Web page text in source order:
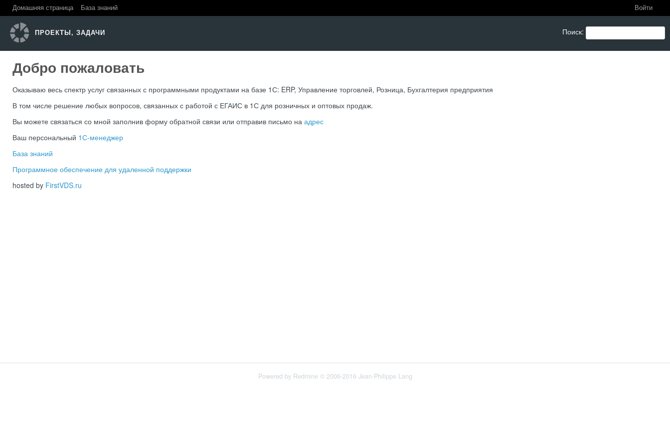
Войти
Домашняя страница База знаний
Поиск:
ПРОЕКТЫ, ЗАДАЧИ
Добро пожаловать
Оказываю весь спектр услуг связанных с программными продуктами на базе 1С: ERP, Управление торговлей, Розница, Бухгалтерия предприятия
В том числе решение любых вопросов, связанных с работой с ЕГАИС в 1С для розничных и оптовых продаж.
Вы можете связаться со мной заполнив форму обратной связи или отправив письмо на адрес
Ваш персональный 1С-менеджер
База знаний
Программное обеспечение для удаленной поддержки
hosted by FirstVDS.ru
Powered by Redmine © 2006-2016 Jean-Philippe Lang